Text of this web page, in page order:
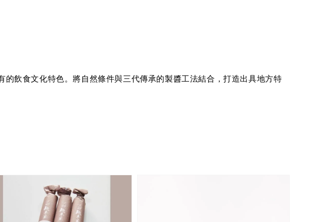
飲食文化特色。將自然條件與三代傳承的製醬工法結合，打造出具地方特